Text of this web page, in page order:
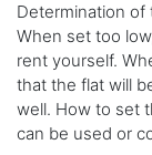
Determination of
When set too
rent yourself.
that the flat will
well. How to set
can be used or